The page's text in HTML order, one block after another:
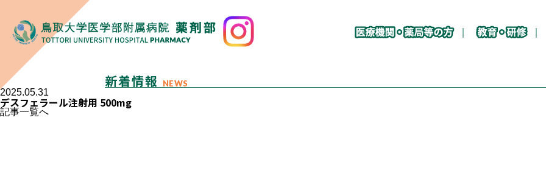
新着情報 NEWS
2025.05.31
デスフェラール注射用 500mg
記事一覧へ